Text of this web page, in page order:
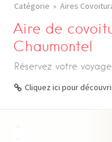
Catégorie Aires
Aire de
Chaumontel
Réservez votre
Cliquez ici pour